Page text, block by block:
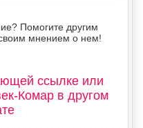
Помогите другим
мнением о нем!
ссылке или
Комар в другом